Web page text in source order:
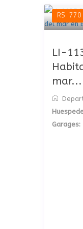
R$ 770
LI-
mar...
Garages: